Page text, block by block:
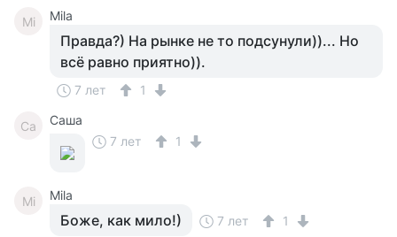
Mi Mila
Правда?) На рынке не то подсунули))... Но
всё равно приятно)).
7 лет 1
Са
Саша
7 лет
1
Mi Mila
Боже, как мило!) 7 лет 1